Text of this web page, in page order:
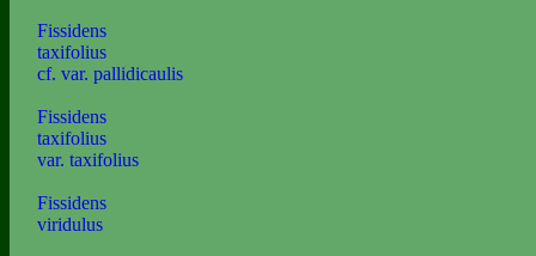
Fissidens
taxifolius
cf. var. pallidicaulis
Fissidens
taxifolius
var. taxifolius
Fissidens
viridulus